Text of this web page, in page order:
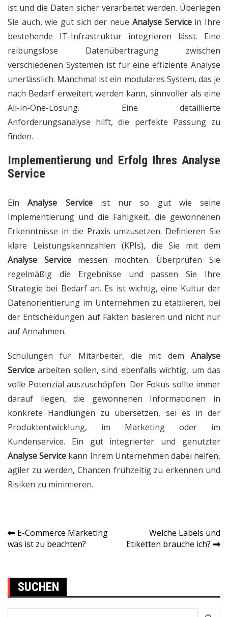
ist und die Daten sicher verarbeitet werden. Überlegen
Sie auch, wie gut sich der neue Analyse Servicein Ihre
bestehende IT-Infrastruktur integrieren lässt. Eine
reibungslose Datenübertragung zwischen
verschiedenen Systemen ist für eine effiziente Analyse
unerlässlich. Manchmal ist ein modulares System, das je
nach Bedarf erweitert werden kann, sinnvoller als eine
All-in-One-Lösung. Eine detaillierte
Anforderungsanalyse hilft, die perfekte Passung zu
finden.
Implementierung und Erfolg Ihres Analyse
Service
EinAnalyse Serviceist nur so gut wie seine
Implementierung und die Fähigkeit, die gewonnenen
Erkenntnisse in die Praxis umzusetzen. Definieren Sie
klare Leistungskennzahlen (KPIs), die Sie mit dem
Analyse Servicemessen möchten. Überprüfen Sie
regelmäßig die Ergebnisse und passen Sie Ihre
Strategie bei Bedarf an. Es ist wichtig, eine Kultur der
Datenorientierung im Unternehmen zu etablieren, bei
der Entscheidungen auf Fakten basieren und nicht nur
auf Annahmen.
Schulungen für Mitarbeiter, die mit dem Analyse
Service arbeiten sollen, sind ebenfalls wichtig, um das
volle Potenzial auszuschöpfen. Der Fokus sollte immer
darauf liegen, die gewonnenen Informationen in
konkrete Handlungen zu übersetzen, sei es in der
Produktentwicklung, im Marketing oder im
Kundenservice. Ein gut integrierter und genutzter
Analyse Service kann Ihrem Unternehmen dabei helfen,
agiler zu werden, Chancen frühzeitig zu erkennen und
Risiken zu minimieren.
Post
E-Commerce Marketing
was ist zu beachten?
Welche Labels und
Etiketten brauche ich?
SUCHEN